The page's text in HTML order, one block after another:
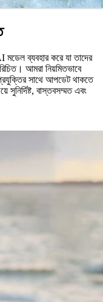
ব্যবহার করে যা তাদের
আমরা নিয়মিতভাবে
সাথে আপডেট থাকতে
বাস্তবসম্মত এবং